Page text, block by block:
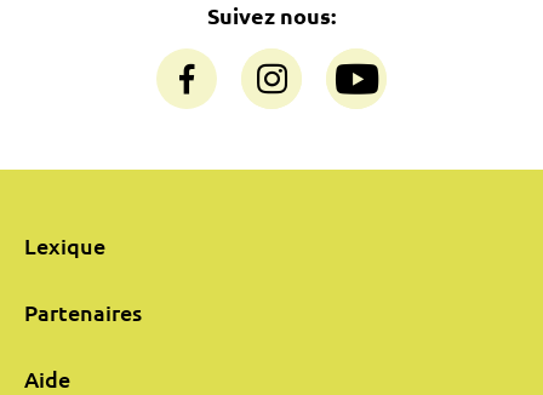
Suivez nous:
Lexique
Partenaires
Aide